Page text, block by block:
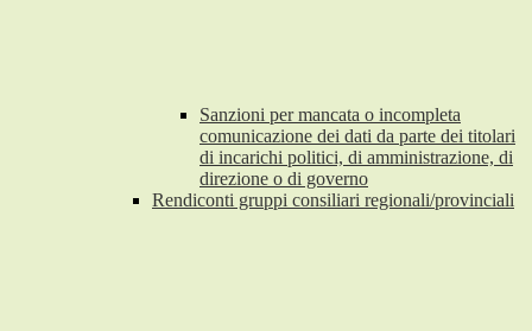
Sanzioni per mancata o incompleta
comunicazione dei dati da parte dei titolari
di incarichi politici, di amministrazione, di
direzione o di governo
Rendiconti gruppi consiliari regionali/provinciali